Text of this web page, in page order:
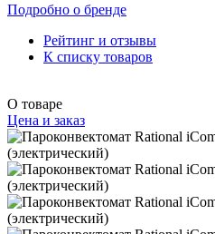
Подробно о бренде
Рейтинг и отзывы
К списку товаров
О товаре
Цена и заказ